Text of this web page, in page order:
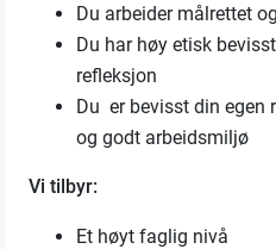
Du arbeider målrettet
Du har høy etisk
refleksjon
Du er bevisst din egen
og godt arbeidsmiljø
Vi tilbyr:
Et høyt faglig nivå